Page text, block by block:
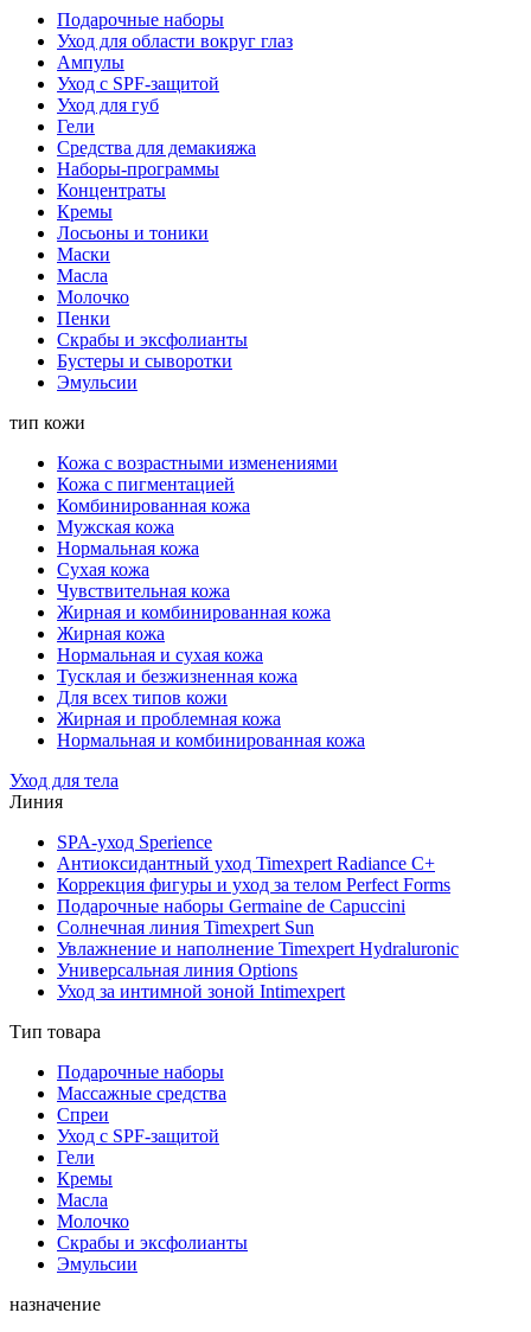
Подарочные наборы
Уход для области вокруг глаз
Ампулы
Уход с SPF-защитой
Уход для губ
Гели
Средства для демакияжа
Наборы-программы
Концентраты
Кремы
Лосьоны и тоники
Маски
Масла
Молочко
Пенки
Скрабы и эксфолианты
Бустеры и сыворотки
Эмульсии
тип кожи
Кожа с возрастными изменениями
Кожа с пигментацией
Комбинированная кожа
Мужская кожа
Нормальная кожа
Сухая кожа
Чувствительная кожа
Жирная и комбинированная кожа
Жирная кожа
Нормальная и сухая кожа
Тусклая и безжизненная кожа
Для всех типов кожи
Жирная и проблемная кожа
Нормальная и комбинированная кожа
Уход для тела
Линия
SPA-уход Sperience
Антиоксидантный уход Timexpert Radiance C+
Коррекция фигуры и уход за телом Perfect Forms
Подарочные наборы Germaine de Capuccini
Солнечная линия Timexpert Sun
Увлажнение и наполнение Timexpert Hydraluronic
Универсальная линия Options
Уход за интимной зоной Intimexpert
Тип товара
Подарочные наборы
Массажные средства
Спреи
Уход с SPF-защитой
Гели
Кремы
Масла
Молочко
Скрабы и эксфолианты
Эмульсии
назначение